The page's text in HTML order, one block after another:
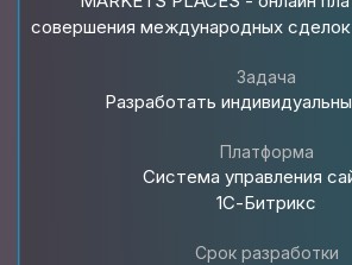
совершения международных
Задача
Разработать
Платформа
Система управления
1С-Битрикс
Срок разработки